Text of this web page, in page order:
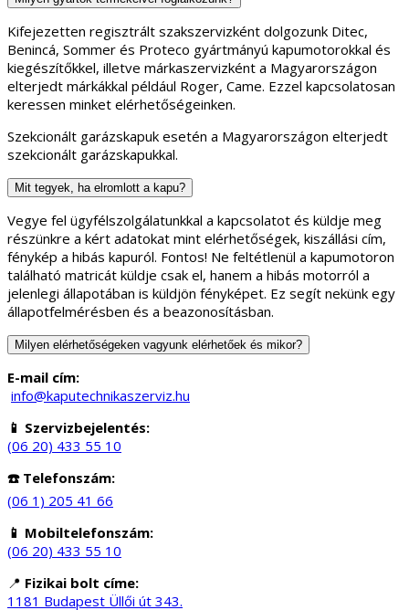
Kifejezetten regisztrált szakszervizként dolgozunk Ditec,
Benincá, Sommer és Proteco gyártmányú kapumotorokkal és
kiegészítőkkel, illetve márkaszervizként a Magyarországon
elterjedt márkákkal például Roger, Came. Ezzel kapcsolatosan
keressen minket elérhetőségeinken.
Szekcionált garázskapuk esetén a Magyarországon elterjedt
szekcionált garázskapukkal.
Mit tegyek, ha elromlott a kapu?
Vegye fel ügyfélszolgálatunkkal a kapcsolatot és küldje meg
részünkre a kért adatokat mint elérhetőségek, kiszállási cím,
fénykép a hibás kapuról. Fontos! Ne feltétlenül a kapumotoron
található matricát küldje csak el, hanem a hibás motorról a
jelenlegi állapotában is küldjön fényképet. Ez segít nekünk egy
állapotfelmérésben és a beazonosításban.
Milyen elérhetőségeken vagyunk elérhetőek és mikor?
E-mail cím:
info@kaputechnikaszerviz.hu
📱 Szervizbejelentés:
(06 20) 433 55 10
☎️ Telefonszám:
(06 1) 205 41 66
📱 Mobiltelefonszám:
(06 20) 433 55 10
📍 Fizikai bolt címe:
1181 Budapest Üllői út 343.